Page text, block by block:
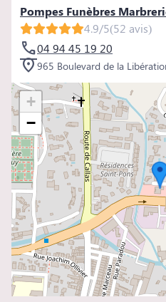
Pompes Funèbres
4.9/5(52 avis)
04 94 45 19 20
965 Boulevard de la
+
−